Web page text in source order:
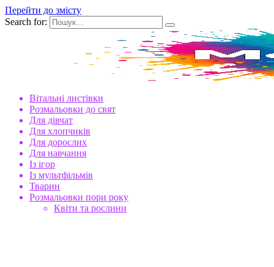
Перейти до змісту
Search for:
Вітальні листівки
Розмальовки до свят
Для дівчат
Для хлопчиків
Для дорослих
Для навчання
Із ігор
Із мультфільмів
Тварин
Розмальовки пори року
Квіти та рослини